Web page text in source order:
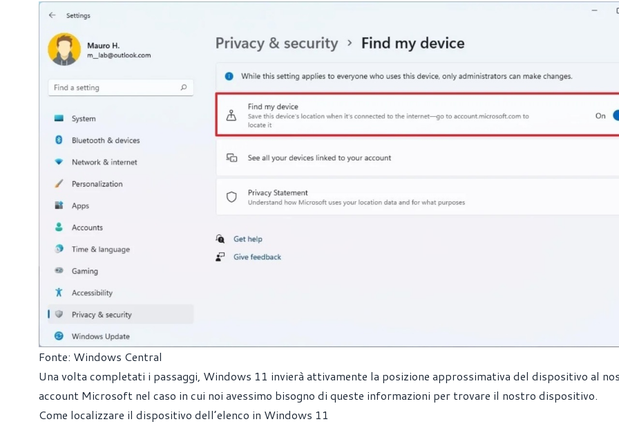
Fonte: Windows Central
Una volta completati i passaggi, Windows 11 invierà attivamente la posizione approssimativa del dispositivo al
account Microsoft nel caso in cui noi avessimo bisogno di queste informazioni per trovare il nostro dispositivo.
Come localizzare il dispositivo dell’elenco in Windows 11